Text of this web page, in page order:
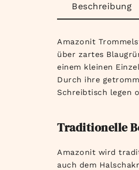
Beschreibung
Amazonit
über zartes
einem kleinen
Durch ihre
Schreibtisch legen
Traditionelle
Amazonit wird
auch dem